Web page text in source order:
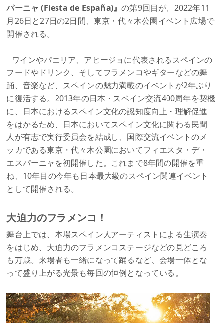
パーニャ (Fiesta de España)』の第9回目が、2022年11
月26日と27日の2日間、東京・代々木公園イベント広場で
開催される。
ワインやパエリア、アヒージョに代表されるスペインの
フードやドリンク、そしてフラメンコやギターなどの舞
踊、音楽など、スペインの魅力満載のイベントが2年ぶり
に復活する。2013年の日本・スペイン交流400周年を契機
に、日本におけるスペイン文化の認知度向上・理解促進
をはかるため、日本においてスペイン文化に関わる民間
人が有志で実行委員会を結成し、国際交流イベントのメ
ッカである東京・代々木公園においてフィエスタ・デ・
エスパーニャを初開催した。これまで8年間の開催を重
ね、10年目の今年も日本最大級のスペイン関連イベント
として開催される。
大迫力のフラメンコ！
舞台上では、本場スペイン人アーティストによる生演奏
をはじめ、大迫力のフラメンコステージなどの見どころ
も万歳。来場者も一緒になって踊るなど、会場一体とな
って盛り上がる光景も毎回の恒例となっている。